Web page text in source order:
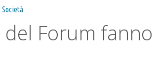
Società
Forum fanno